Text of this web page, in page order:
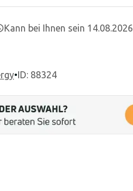
Kann bei Ihnen sein 14.08.2026
•ID: 88324